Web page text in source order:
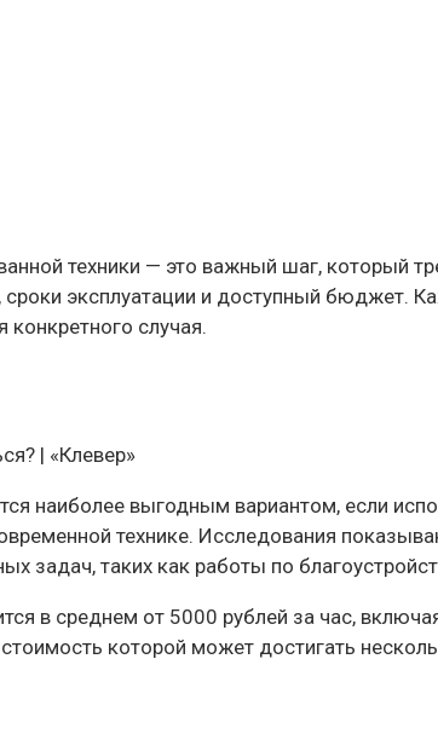
техники — это важный шаг, который
эксплуатации и доступный бюджет.
случая.
наиболее выгодным вариантом, если
технике. Исследования
задач, таких как работы по
в среднем от 5000 рублей за час,
которой может достигать